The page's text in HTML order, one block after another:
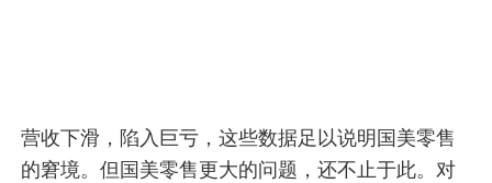
营收下滑，陷入巨亏，这些数据足以说明国美零售
的窘境。但国美零售更大的问题，还不止于此。对